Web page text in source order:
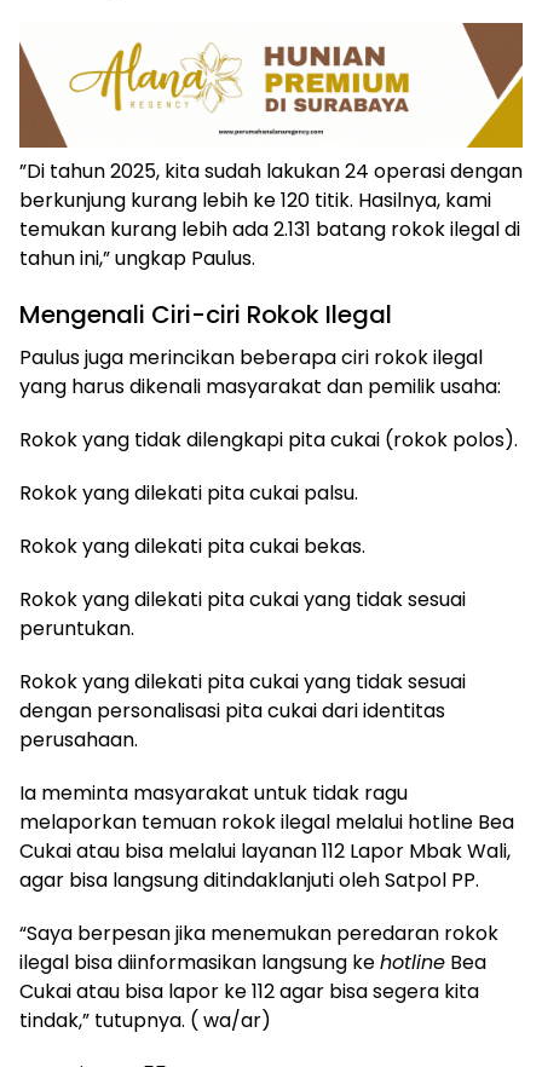
​”Di tahun 2025, kita sudah lakukan 24 operasi dengan
berkunjung kurang lebih ke 120 titik. Hasilnya, kami
temukan kurang lebih ada 2.131 batang rokok ilegal di
tahun ini,” ungkap Paulus.
​Mengenali Ciri-ciri Rokok Ilegal
​Paulus juga merincikan beberapa ciri rokok ilegal
yang harus dikenali masyarakat dan pemilik usaha:
​Rokok yang tidak dilengkapi pita cukai (rokok polos).
​Rokok yang dilekati pita cukai palsu.
​Rokok yang dilekati pita cukai bekas.
​Rokok yang dilekati pita cukai yang tidak sesuai
peruntukan.
​Rokok yang dilekati pita cukai yang tidak sesuai
dengan personalisasi pita cukai dari identitas
perusahaan.
​Ia meminta masyarakat untuk tidak ragu
melaporkan temuan rokok ilegal melalui hotline Bea
Cukai atau bisa melalui layanan 112 Lapor Mbak Wali,
agar bisa langsung ditindaklanjuti oleh Satpol PP.
​“Saya berpesan jika menemukan peredaran rokok
ilegal bisa diinformasikan langsung kehotline Bea
Cukai atau bisa lapor ke 112 agar bisa segera kita
tindak,” tutupnya. ( wa/ar)